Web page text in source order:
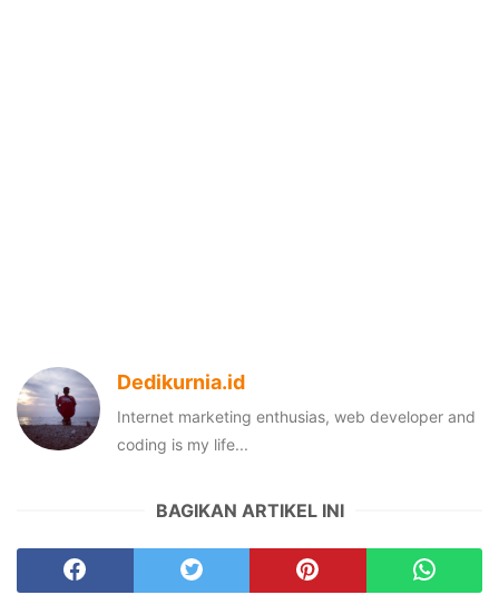
Dedikurnia.id
Internet marketing enthusias, web developer and
coding is my life...
BAGIKAN ARTIKEL INI